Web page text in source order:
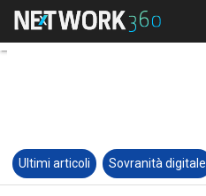
Ultimi articoli Sovranità digitale